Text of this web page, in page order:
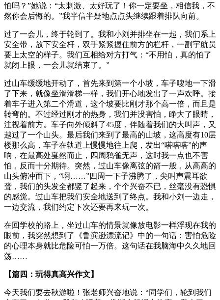
怕吗？”她说：“太刺激、太好玩了！你一定要坐，相信我，不
然你会后悔的。”我半信半疑地点点头继续跟着排队向前。
过了一会儿，终于轮到了。我和小刘并排坐在一起，我们系上
安全带，放下安全杆，双手紧紧握住前方的栏杆，一副宇航员
要上太空的样子。我们互相给对方打气：“不用怕，真的怕了
就闭上眼，一会儿就结束了。”
过山车缓缓地开动了，首先来到第一个小坡，车子嗖地一下滑
了下来，就像坐滑滑梯一样，我们开心地发出了一声欢呼。接
着车子进入第二个滑道，这个坡要比刚才那个高一倍，而且是
转弯的。不过经过刚才的热身，我们并没害怕，睁大了眼睛，
注视着前方。车子向外倾斜了45度，伴随着我们的大叫声，又
越过了一个山头。最后我们来到了最高的山坡，这高度有10层
楼那么高，车子在轨道上慢慢地往上爬，发出“嗒嗒嗒”的声
响，在最高处戛然而止，四周鸦雀无声，这时我一点也不害
怕，反而十分期待。突然，过山车像离弦的箭一般，从高高的
山头俯冲而下，“啊……”四周一下子沸腾了，尖叫声震耳欲
聋，我们的头发全都竖了起来，个个兴奋不已，丝毫没有恐惧
的感觉。过山车把我们安全地送到了终点。我和小刘一边走，
一边交流，我们约定下次还要再来玩一次。
在回学校的路上，坐过山车的情景就像放电影一样浮现在我的
眼前，我突然想到了《鲁滨逊漂流记》中的一句话：害怕危险
的心理本身就比危险可怕一万倍。这句话在我脑海中久久地回
荡……
【篇四：玩得真高兴作文】
今天我们要去秋游啦！张老师兴奋地说：“同学们，轮到我们